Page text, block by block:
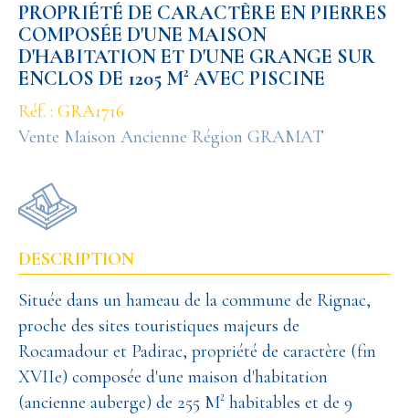
PROPRIÉTÉ DE CARACTÈRE EN PIERRES
COMPOSÉE D'UNE MAISON
D'HABITATION ET D'UNE GRANGE SUR
ENCLOS DE 1205 M² AVEC PISCINE
Réf. : GRA1716
Vente Maison Ancienne Région GRAMAT
DESCRIPTION
Située dans un hameau de la commune de Rignac,
proche des sites touristiques majeurs de
Rocamadour et Padirac, propriété de caractère (fin
XVIIe) composée d'une maison d'habitation
(ancienne auberge) de 255 M² habitables et de 9